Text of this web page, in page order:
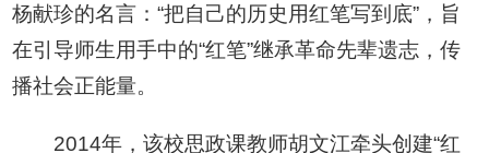
杨献珍的名言：“把自己的历史用红笔写到底”，旨
在引导师生用手中的“红笔”继承革命先辈遗志，传
播社会正能量。
2014年，该校思政课教师胡文江牵头创建“红